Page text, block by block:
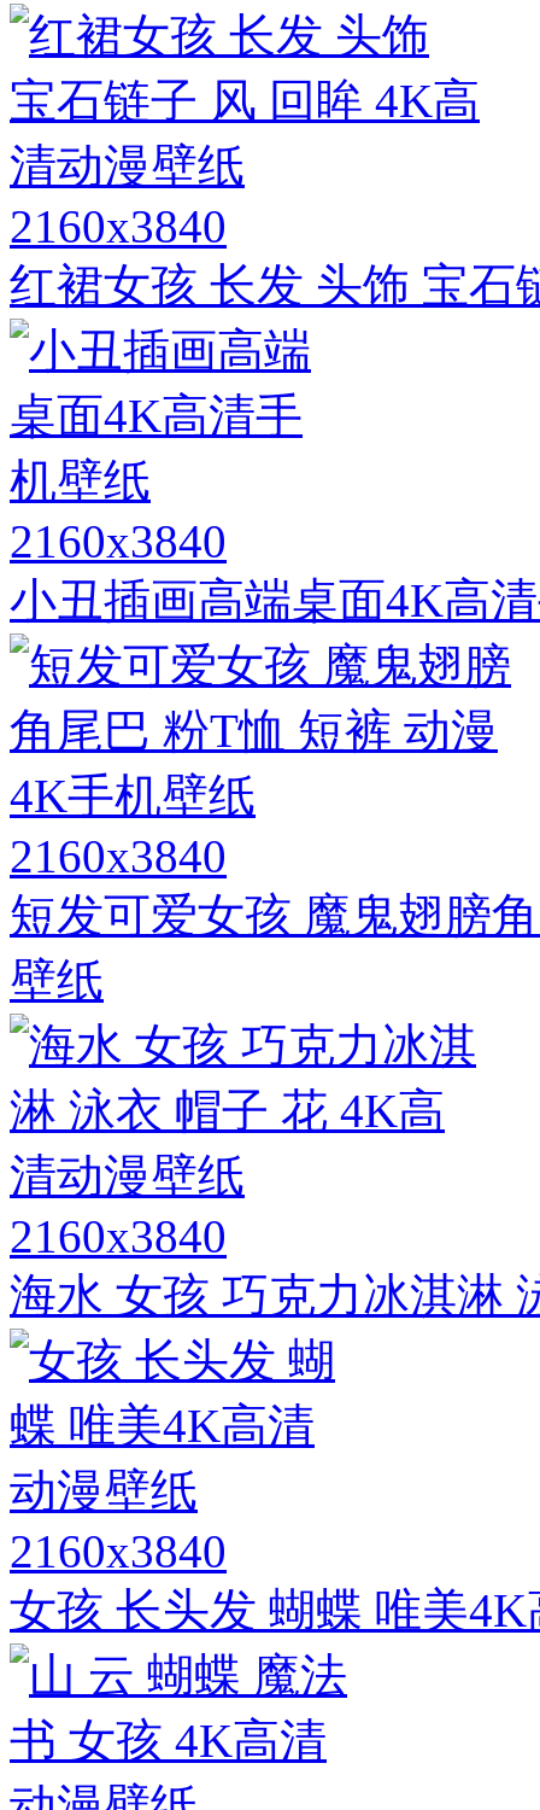
2160x3840
红裙女孩 长发 头饰 宝石
2160x3840
小丑插画高端桌面4K高
2160x3840
短发可爱女孩 魔鬼翅膀
壁纸
2160x3840
海水 女孩 巧克力冰淇淋
2160x3840
女孩 长头发 蝴蝶 唯美